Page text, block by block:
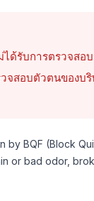
รับการตรวจสอ
จสอบตัวตนของบ
by BQF (Block
bad odor,